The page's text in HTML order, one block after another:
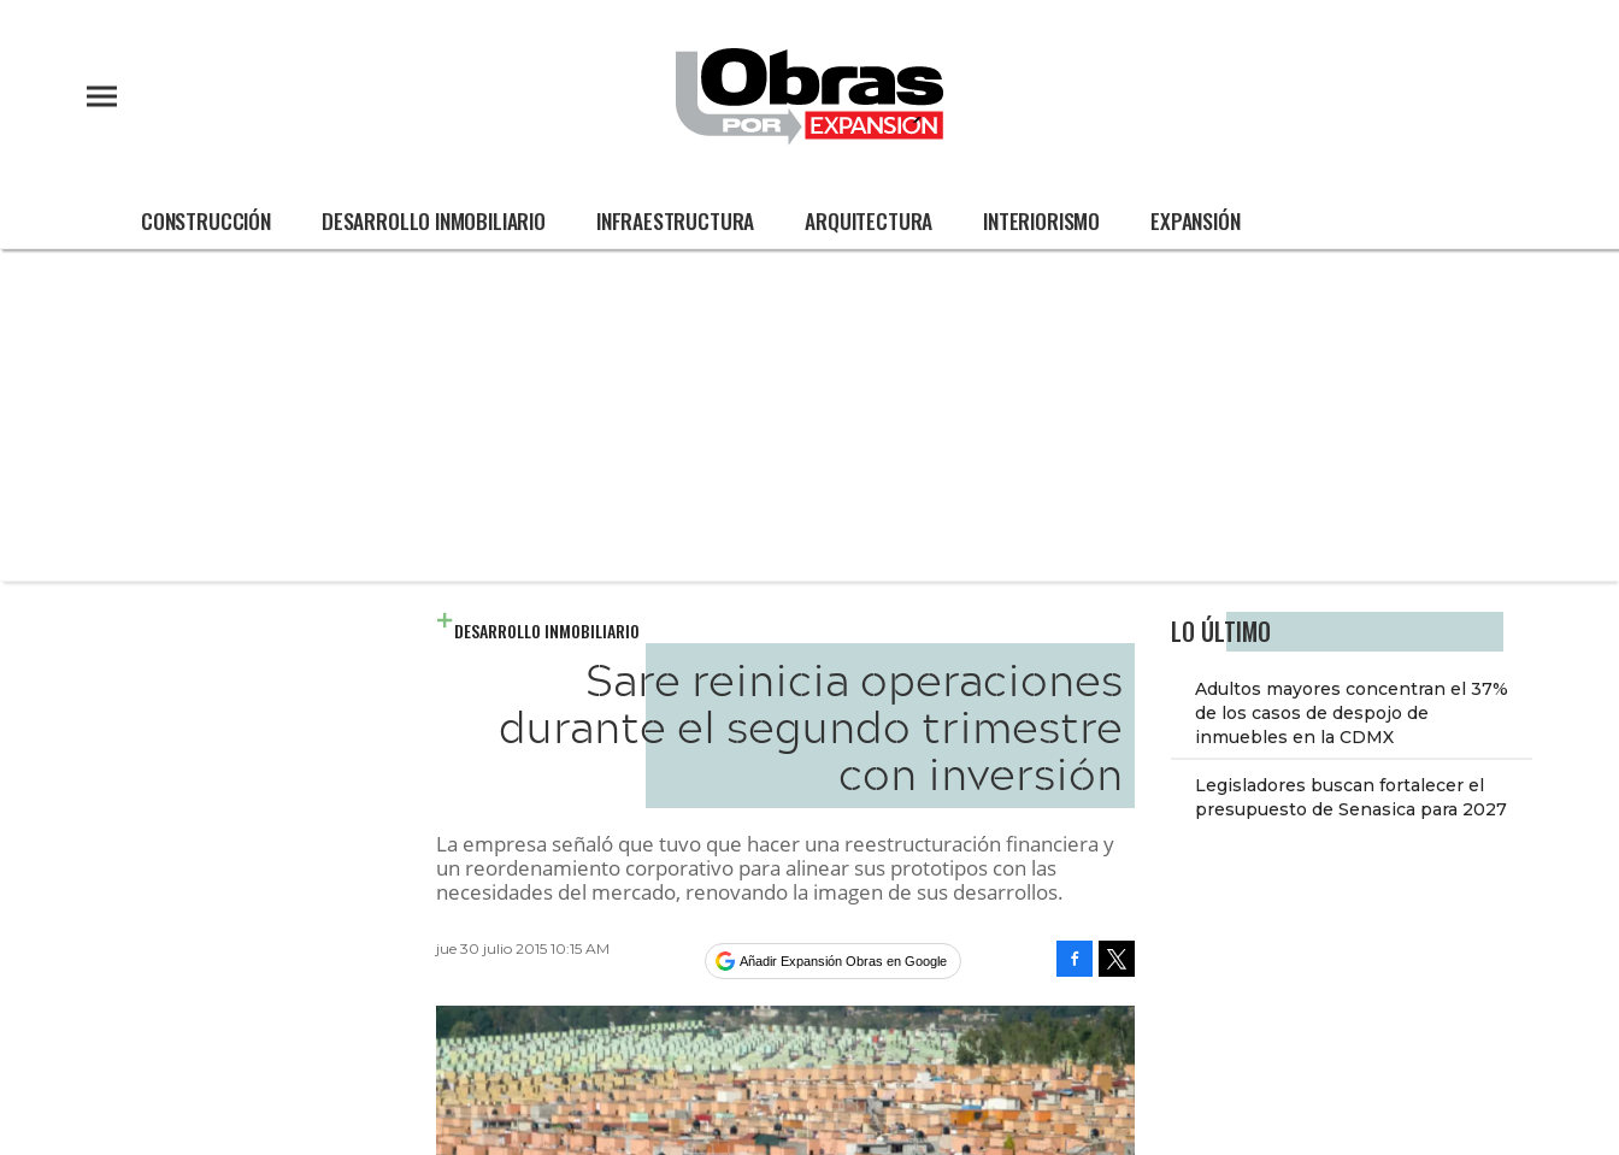
CONSTRUCCIÓN DESARROLLO INMOBILIARIO INFRAESTRUCTURA ARQUITECTURA INTERIORISMO EXPANSIÓN
LO ÚLTIMO
Adultos mayores concentran el 37%
de los casos de despojo de
inmuebles en la CDMX
Legisladores buscan fortalecer el
presupuesto de Senasica para 2027
DESARROLLO INMOBILIARIO
Sare reinicia operaciones
durante el segundo trimestre
con inversión
La empresa señaló que tuvo que hacer una reestructuración financiera y
un reordenamiento corporativo para alinear sus prototipos con las
necesidades del mercado, renovando la imagen de sus desarrollos.
jue 30 julio 2015 10:15 AM
Añadir Expansión Obras en Google